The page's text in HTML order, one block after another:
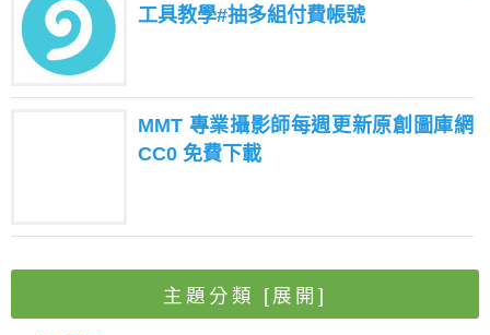
工具教學#抽多組付費帳號
MMT 專業攝影師每週更新原創圖庫網
CC0 免費下載
主題分類 [展開]